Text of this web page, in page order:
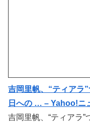
吉岡里帆、“ティアラ
日への … – Yahoo!ニ
吉岡里帆、“ティアラ